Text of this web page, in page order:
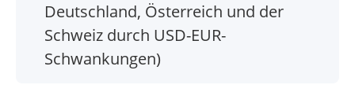
Deutschland, Österreich und der
Schweiz durch USD-EUR-
Schwankungen)